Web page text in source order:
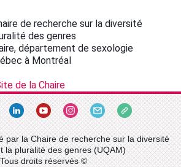
de recherche sur la diversité
des genres
département de sexologie
à Montréal
de la Chaire
par la Chaire de recherche sur la diversité
la pluralité des genres (UQAM)
Tous droits réservés ©